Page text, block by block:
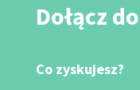
Dołącz
Co zyskujesz?